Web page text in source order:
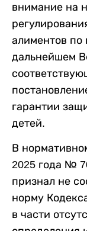
внимание на
алиментов по
дальнейшем
гарантии
детей.
В
2025 года №
признал не
норму
в части